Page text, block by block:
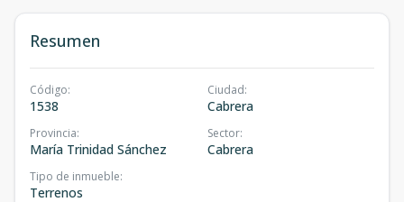
Resumen
Código:
1538
Ciudad:
Cabrera
Provincia:
María Trinidad Sánchez
Sector:
Cabrera
Tipo de inmueble:
Terrenos